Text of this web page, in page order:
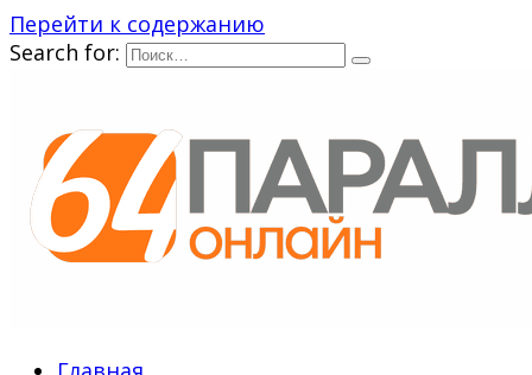
Перейти к содержанию
Search for: